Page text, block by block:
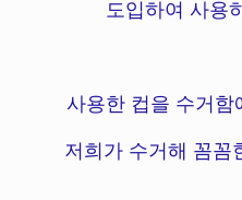
도입하여 사용
사용한 컵을 수거함
저희가 수거해 꼼꼼